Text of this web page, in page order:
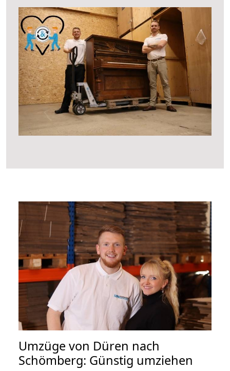
Umzüge von Düren nach
Schömberg: Günstig umziehen